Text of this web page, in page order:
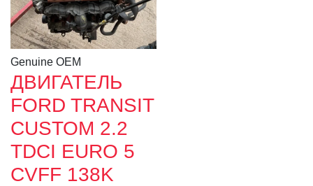
Genuine OEM
ДВИГАТЕЛЬ
FORD TRANSIT
CUSTOM 2.2
TDCI EURO 5
CVFF 138K